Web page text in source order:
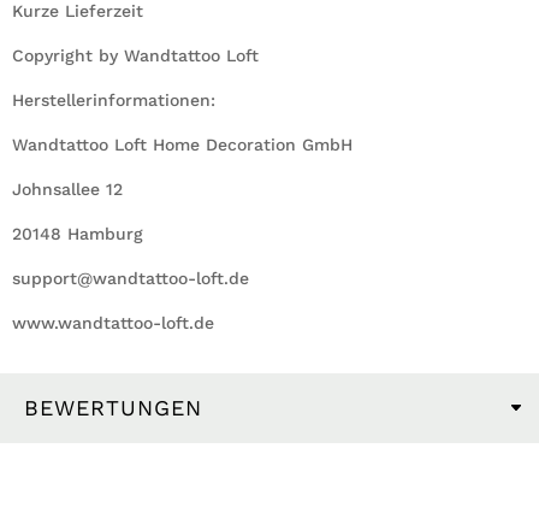
Kurze Lieferzeit
Copyright by Wandtattoo Loft
Herstellerinformationen:
Wandtattoo Loft Home Decoration GmbH
Johnsallee 12
20148 Hamburg
support@wandtattoo-loft.de
www.wandtattoo-loft.de
BEWERTUNGEN